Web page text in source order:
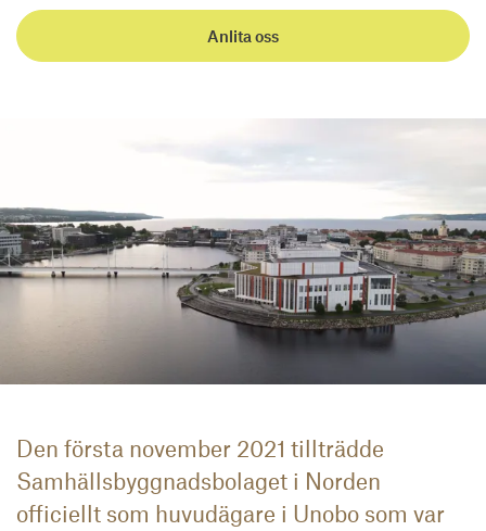
Anlita oss
Den första november 2021 tillträdde
Samhällsbyggnadsbolaget i Norden
officiellt som huvudägare i Unobo som var